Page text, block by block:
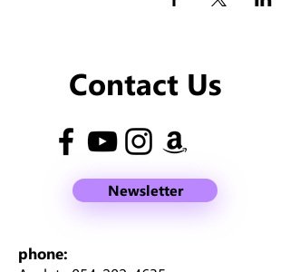
Contact Us
Newsletter
phone: